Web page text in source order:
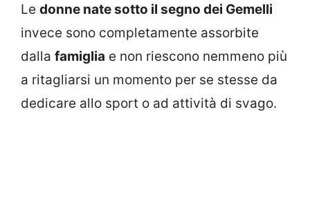
Le donne nate sotto il segno dei Gemelli
invece sono completamente assorbite
dalla famiglia e non riescono nemmeno più
a ritagliarsi un momento per se stesse da
dedicare allo sport o ad attività di svago.